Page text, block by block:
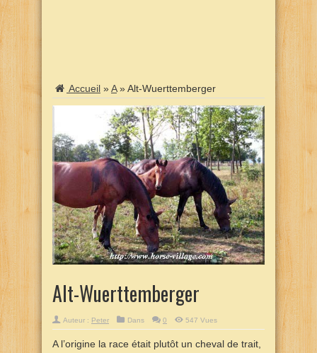
Accueil »A »Alt-Wuerttemberger
Alt-Wuerttemberger
Auteur : Peter Dans 0 547 Vues
A l’origine la race était plutôt un cheval de trait,